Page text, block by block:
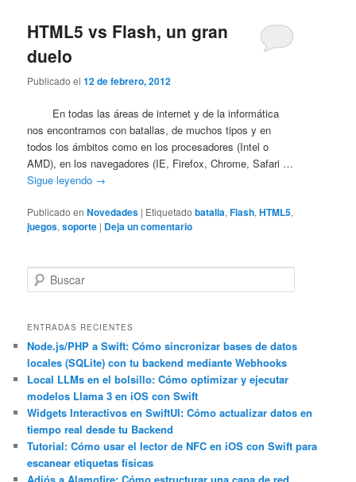
HTML5 vs Flash, un gran
duelo
Publicado el12 de febrero, 2012
En todas las áreas de internet y de la informática
nos encontramos con batallas, de muchos tipos y en
todos los ámbitos como en los procesadores (Intel o
AMD), en los navegadores (IE, Firefox, Chrome, Safari …
Sigue leyendo →
Publicado en Novedades | Etiquetado batalla,Flash,HTML5,
juegos,soporte | Deja un comentario
u
c
a
r
ENTRADAS RECIENTES
Node.js/PHP a Swift: Cómo sincronizar bases de datos
locales (SQLite) con tu backend mediante Webhooks
Local LLMs en el bolsillo: Cómo optimizar y ejecutar
modelos Llama 3 en iOS con Swift
Widgets Interactivos en SwiftUI: Cómo actualizar datos en
tiempo real desde tu Backend
Tutorial: Cómo usar el lector de NFC en iOS con Swift para
escanear etiquetas físicas